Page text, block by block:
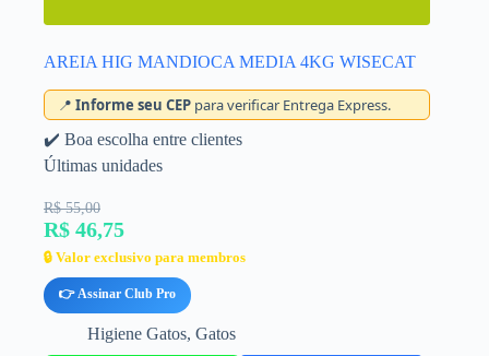
AREIA HIG MANDIOCA MEDIA 4KG WISECAT
📍 Informe seu CEP para verificar Entrega Express.
✔️ Boa escolha entre clientes
Últimas unidades
R$ 55,00
R$ 46,75
🔒 Valor exclusivo para membros
👉 Assinar Club Pro
Higiene Gatos, Gatos